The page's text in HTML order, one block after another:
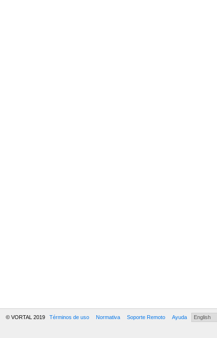
© VORTAL 2019 Términos de uso Normativa Soporte Remoto Ayuda